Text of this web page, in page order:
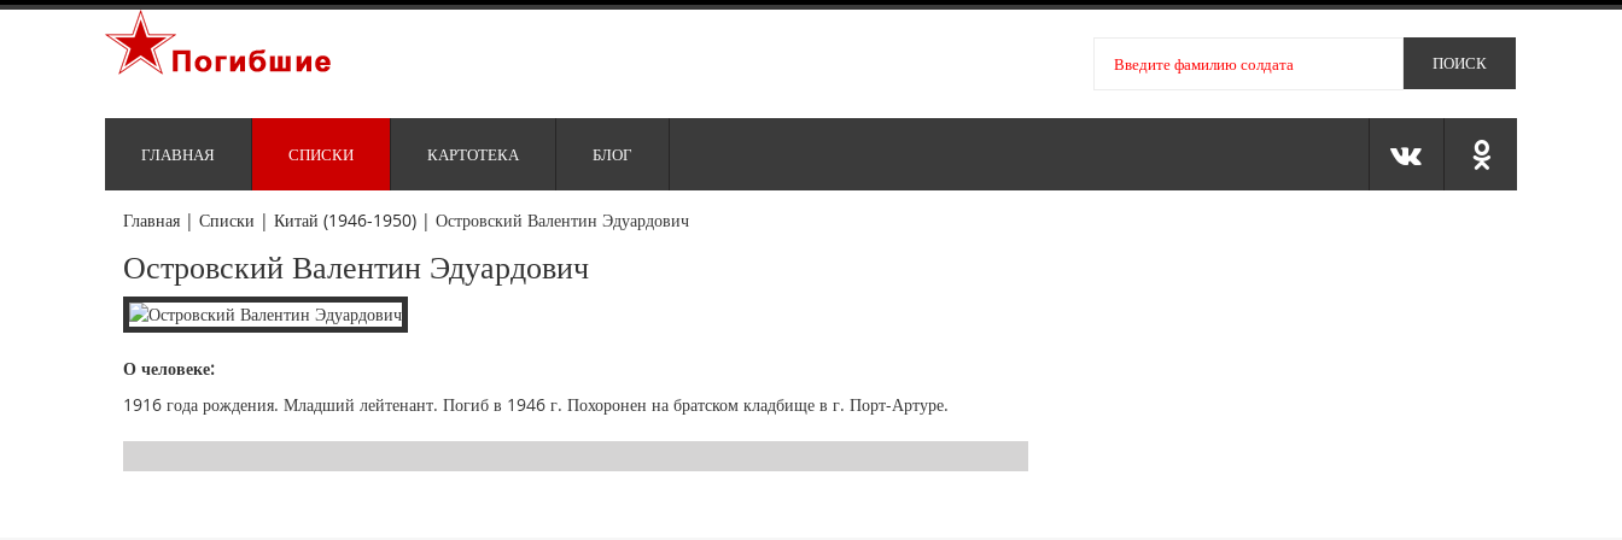
ГЛАВНАЯ СПИСКИ КАРТОТЕКА БЛОГ
Главная | Списки | Китай (1946-1950) | Островский Валентин Эдуардович
Островский Валентин Эдуардович
О человеке:
1916 года рождения. Младший лейтенант. Погиб в 1946 г. Похоронен на братском кладбище в г. Порт-Артуре.